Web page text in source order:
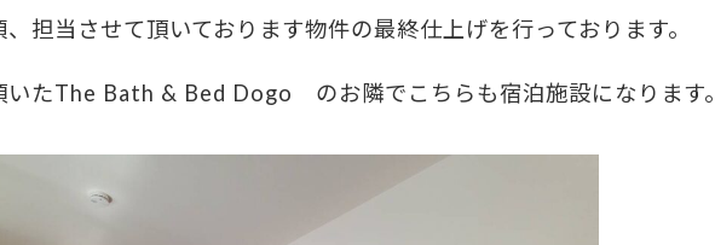
担当させて頂いております物件の最終仕上げを行っております。
いたThe Bath & Bed Dogo のお隣でこちらも宿泊施設になります。